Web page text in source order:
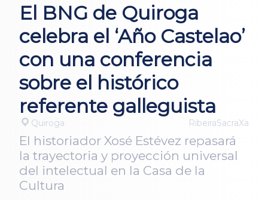
El BNG de Quiroga
celebra el ‘Año Castelao’
con una conferencia
sobre el histórico
referente galleguista
Quiroga RibeiraSacraXa
El historiador Xosé Estévez repasará
la trayectoria y proyección universal
del intelectual en la Casa de la
Cultura